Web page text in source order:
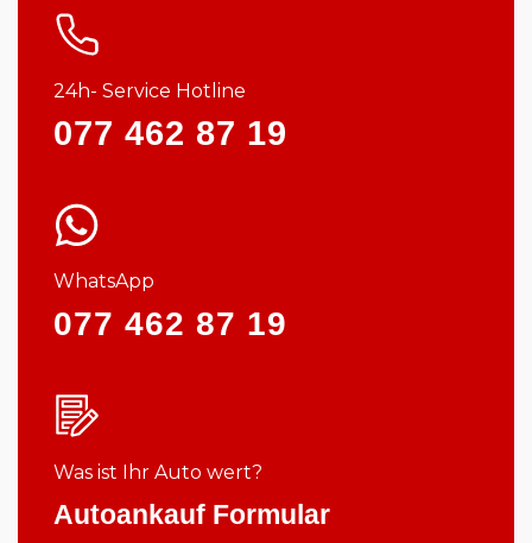
24h- Service Hotline
077 462 87 19
WhatsApp
077 462 87 19
Was ist Ihr Auto wert?
Autoankauf Formular